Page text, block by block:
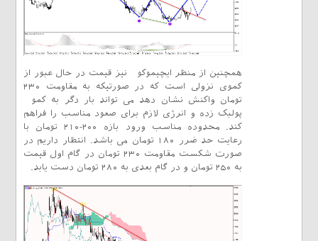
همچنین از منظر ایچیموکو نیز قیمت در حال عبور از
کموی نزولی است که در صورتیکه به مقاومت ۲۳۰
تومان واکنش نشان دهد می تواند بار دگر به کمو
پولبک زده و انرژی لازم برای صعود مناسب را فراهم
کند. محدوده مناسب ورود بازه ۲۰۰-۲۱۰ تومان با
رعایت حد ضرر ۱۸۰ تومان می باشد. انتظار داریم در
صورت شکست مقاومت ۲۳۰ تومان در گام اول قیمت
به ۲۵۰ تومان و در گام بعدی به ۲۸۰ تومان دست یابد.